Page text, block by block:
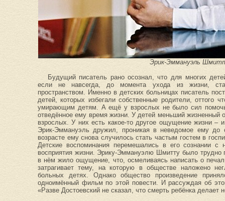
Эрик-Эммануэль
Будущий писатель рано осознал, что для многих
если не навсегда, до момента ухода из жизни,
пространством. Именно в детских больницах писатель
детей, которых избегали собственные родители, оттого
умирающим детям. А ещё у взрослых не было сил
отведённое ему время жизни. У детей меньший жизненный
взрослых. У них есть какое-то другое ощущение жизни –
Эрик-Эммануэль дружил, проникая в неведомое ему до
возрасте ему снова случилось стать частым гостем в
Детские воспоминания перемешались в его сознании
восприятия жизни. Эрику-Эммануэлю Шмитту было трудно
в нём жило ощущение, что, осмеливаясь написать о
затрагивает тему, на которую в обществе наложено
больных детях. Однако общество произведение
одноимённый фильм по этой повести. И рассуждая об
«Разве Достоевский не сказал, что смерть ребёнка делает